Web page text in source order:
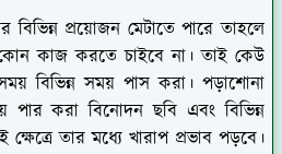
প্রয়োজন মেটাতে পারে তাহলে
কাজ করতে চাইবে না। তাই কেউ
বিভিন্ন সময় পাস করা। পড়াশোনা
পার করা বিনোদন ছবি এবং বিভিন্ন
তার মধ্যে খারাপ প্রভাব পড়বে।